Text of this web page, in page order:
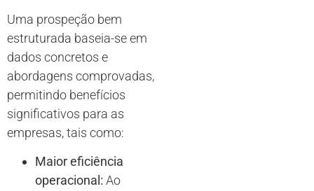
Uma prospeção bem
estruturada baseia-se em
dados concretos e
abordagens comprovadas,
permitindo benefícios
significativos para as
empresas, tais como:
Maior eficiência
operacional: Ao